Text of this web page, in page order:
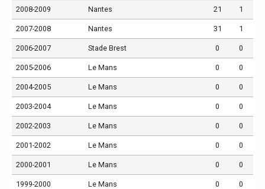
2008-2009 Nantes 21 1
2007-2008 Nantes 31 1
2006-2007 Stade Brest 0 0
2005-2006 Le Mans 0 0
2004-2005 Le Mans 0 0
2003-2004 Le Mans 0 0
2002-2003 Le Mans 0 0
2001-2002 Le Mans 0 0
2000-2001 Le Mans 0 0
1999-2000 Le Mans 0 0